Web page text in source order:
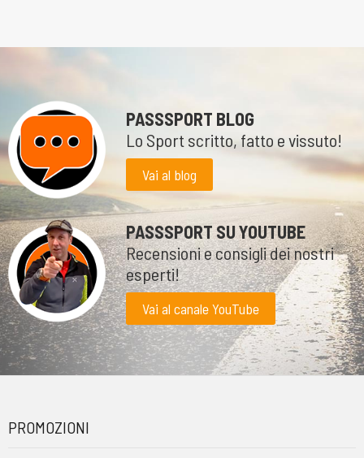
PASSSPORT BLOG
Lo Sport scritto, fatto e vissuto!
Vai al blog
PASSSPORT SU YOUTUBE
Recensioni e consigli dei nostri
esperti!
Vai al canale YouTube
PROMOZIONI